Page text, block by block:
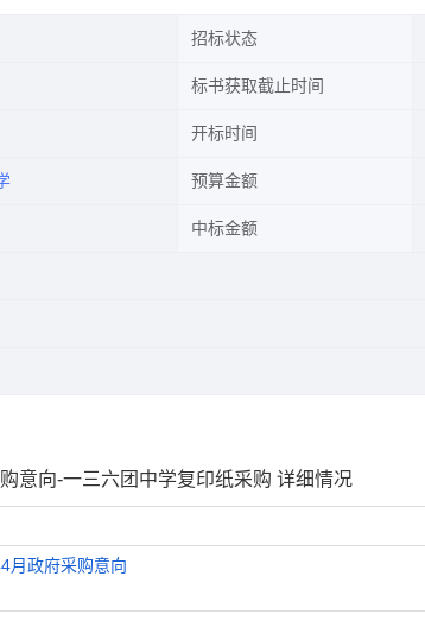
招标状态
标书获取截止时间
开标时间
预算金额
中标金额
意向-一三六团中学复印纸采购 详细情况
月政府采购意向